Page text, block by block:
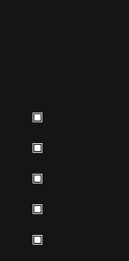
▣
▣
▣
▣
▣